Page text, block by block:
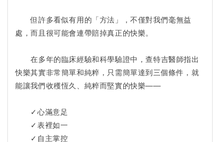
但許多看似有用的「方法」，不僅對我們毫無益
處，而且很可能會連帶賠掉真正的快樂。
在多年的臨床經驗和科學驗證中，查特吉醫師指出
快樂其實非常簡單和純粹，只需簡單達到三個條件，就
能讓我們收穫恆久、純粹而堅實的快樂——
✓心滿意足
✓表裡如一
✓自主掌控